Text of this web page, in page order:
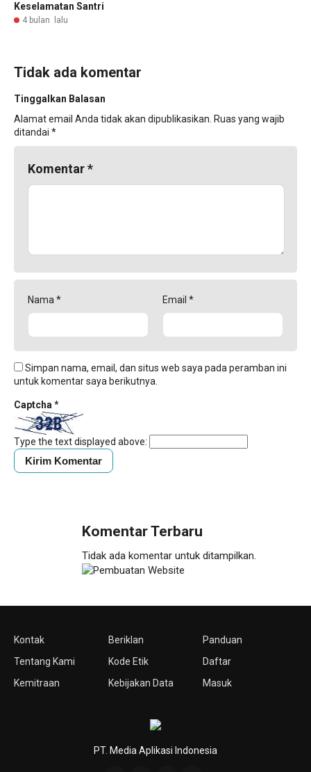
Keselamatan Santri
4 bulan lalu
Tidak ada komentar
Tinggalkan Balasan
Alamat email Anda tidak akan dipublikasikan. Ruas yang wajib
ditandai *
Komentar*
Nama * Email *
Simpan nama, email, dan situs web saya pada peramban ini
untuk komentar saya berikutnya.
Captcha *
Type the text displayed above:
Komentar Terbaru
Tidak ada komentar untuk ditampilkan.
Kontak
Tentang Kami
Kemitraan
Beriklan
Kode Etik
Kebijakan Data
Panduan
Daftar
Masuk
PT. Media Aplikasi Indonesia